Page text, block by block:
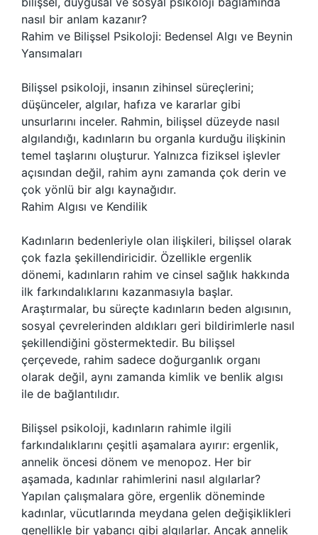
nasıl bir anlam kazanır?
Rahim ve Bilişsel Psikoloji: Bedensel Algı ve Beynin
Yansımaları
Bilişsel psikoloji, insanın zihinsel süreçlerini;
düşünceler, algılar, hafıza ve kararlar gibi
unsurlarını inceler. Rahmin, bilişsel düzeyde nasıl
algılandığı, kadınların bu organla kurduğu ilişkinin
temel taşlarını oluşturur. Yalnızca fiziksel işlevler
açısından değil, rahim aynı zamanda çok derin ve
çok yönlü bir algı kaynağıdır.
Rahim Algısı ve Kendilik
Kadınların bedenleriyle olan ilişkileri, bilişsel olarak
çok fazla şekillendiricidir. Özellikle ergenlik
dönemi, kadınların rahim ve cinsel sağlık hakkında
ilk farkındalıklarını kazanmasıyla başlar.
Araştırmalar, bu süreçte kadınların beden algısının,
sosyal çevrelerinden aldıkları geri bildirimlerle nasıl
şekillendiğini göstermektedir. Bu bilişsel
çerçevede, rahim sadece doğurganlık organı
olarak değil, aynı zamanda kimlik ve benlik algısı
ile de bağlantılıdır.
Bilişsel psikoloji, kadınların rahimle ilgili
farkındalıklarını çeşitli aşamalara ayırır: ergenlik,
annelik öncesi dönem ve menopoz. Her bir
aşamada, kadınlar rahimlerini nasıl algılarlar?
Yapılan çalışmalara göre, ergenlik döneminde
kadınlar, vücutlarında meydana gelen değişiklikleri
genellikle bir yabancı gibi algılarlar. Ancak annelik